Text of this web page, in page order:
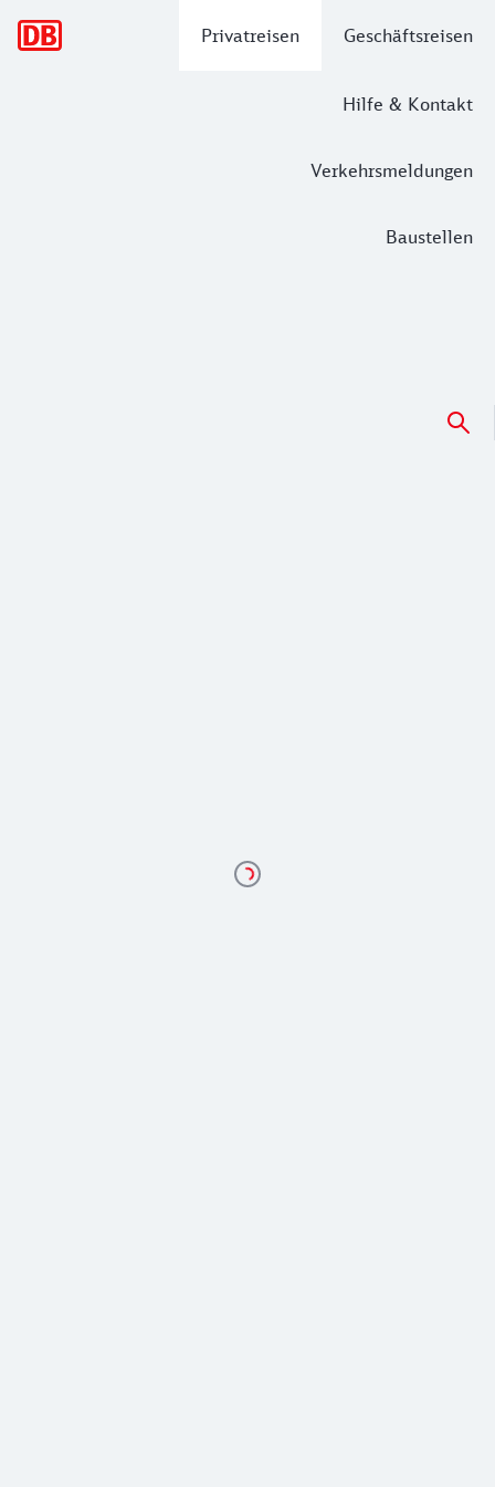
Privatreisen Geschäftsreisen
Hilfe & Kontakt
Verkehrsmeldungen
Baustellen